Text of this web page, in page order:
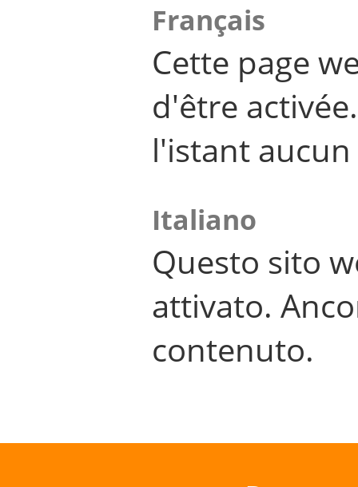
Français
Cette page
d'être
l'istant
Italiano
Questo sito
attivato.
contenuto.